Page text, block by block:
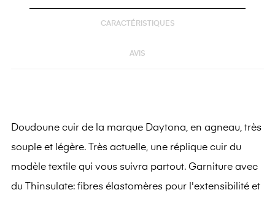
CARACTÉRISTIQUES
AVIS
Doudoune cuir de la marque Daytona, en agneau, très
souple et légère. Très actuelle, une réplique cuir du
modèle textile qui vous suivra partout. Garniture avec
du Thinsulate: fibres élastomères pour l'extensibilité et